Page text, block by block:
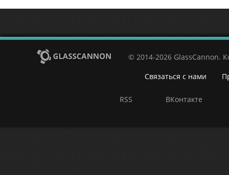
© 2014-2026 GlassCannon.
Связаться с нами
RSS ВКонтакте